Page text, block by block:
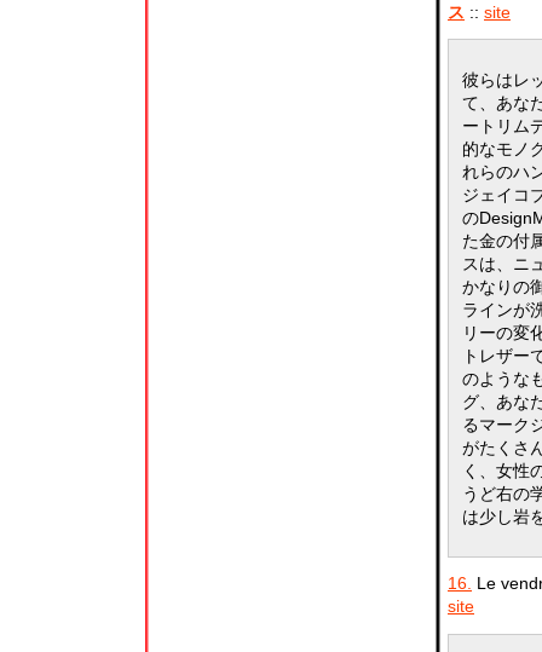
ス :: site
彼らはレ
て、あな
ートリム
的なモノ
れらのハ
ジェイコ
の
た金の付
スは、ニ
かなりの
ラインが
リーの変
トレザー
のような
グ、あな
るマーク
がたくさ
く、女性
うど右の
は少し岩
16. Le
site